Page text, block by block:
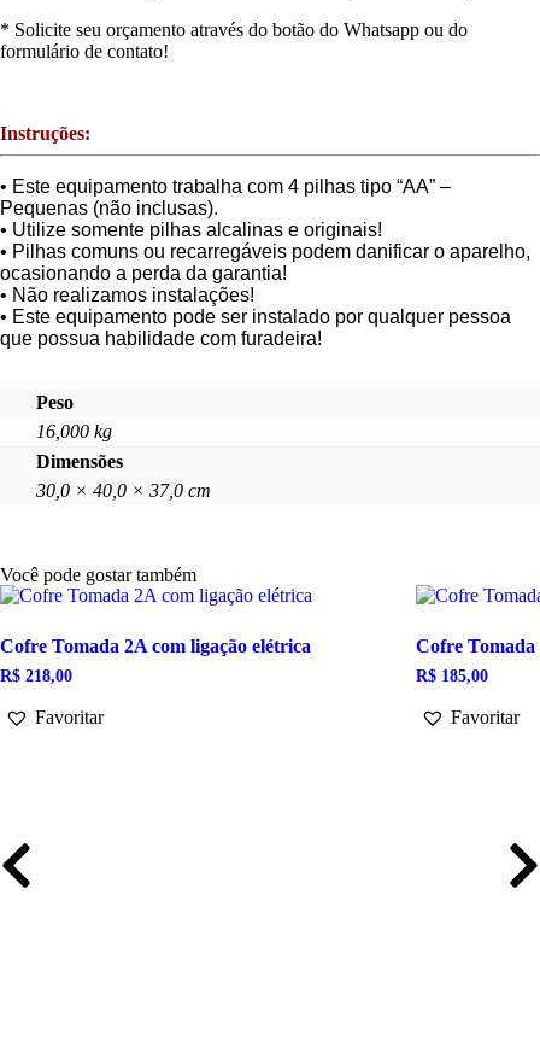
* Solicite seu orçamento através do botão do Whatsapp ou do
formulário de contato!
Instruções:
• Este equipamento trabalha com 4 pilhas tipo “AA” –
Pequenas (não inclusas).
• Utilize somente pilhas alcalinas e originais!
• Pilhas comuns ou recarregáveis podem danificar o aparelho,
ocasionando a perda da garantia!
• Não realizamos instalações!
• Este equipamento pode ser instalado por qualquer pessoa
que possua habilidade com furadeira!
Peso
16,000 kg
Dimensões
30,0 × 40,0 × 37,0 cm
Você pode gostar também
Cofre Tomada 2A com ligação elétrica
R$ 218,00
Favoritar
Cofre Tomada
R$ 185,00
Favoritar